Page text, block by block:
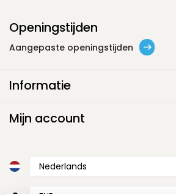
Openingstijden
Aangepaste openingstijden
Informatie
Mijn account